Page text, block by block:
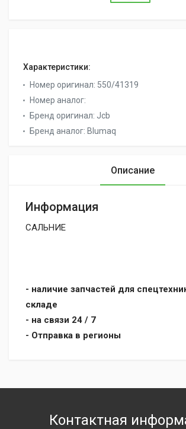
Характеристики:
Номер оригинал: 550/41319
Номер аналог:
Бренд оригинал: Jcb
Бренд аналог: Blumaq
Описание
Информация
САЛЬНИЕ
- наличие запчастей для
складе
- на связи 24 / 7
- Отправка в регионы
Контактная